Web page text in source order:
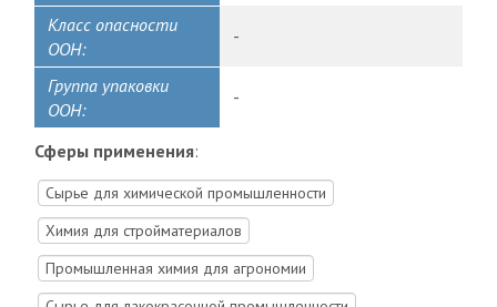
Класс опасности
ООН:
-
Группа упаковки
ООН:
-
Сферы применения:
Сырье для химической промышленности
Химия для стройматериалов
Промышленная химия для агрономии